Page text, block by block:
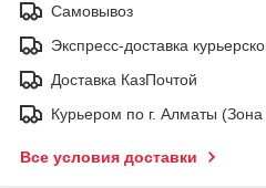
Самовывоз
Экспресс-доставка
Доставка КазПочтой
Курьером по г. Алматы (Зона
Все условия доставки